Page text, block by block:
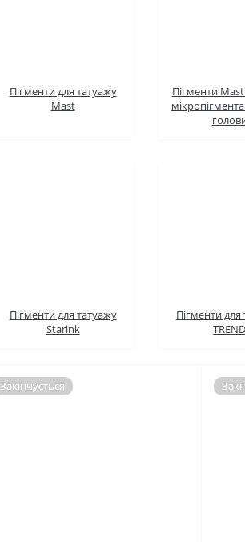
Пігменти для татуажу
Mast
Пігменти
Пігменти для татуажу
Starink
Пігменти для
TREND
Закінчується